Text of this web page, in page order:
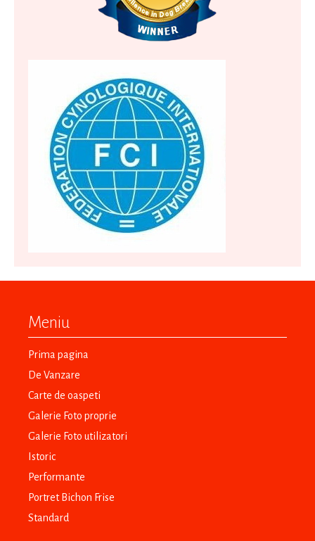
Meniu
Prima pagina
De Vanzare
Carte de oaspeti
Galerie Foto proprie
Galerie Foto utilizatori
Istoric
Performante
Portret Bichon Frise
Standard